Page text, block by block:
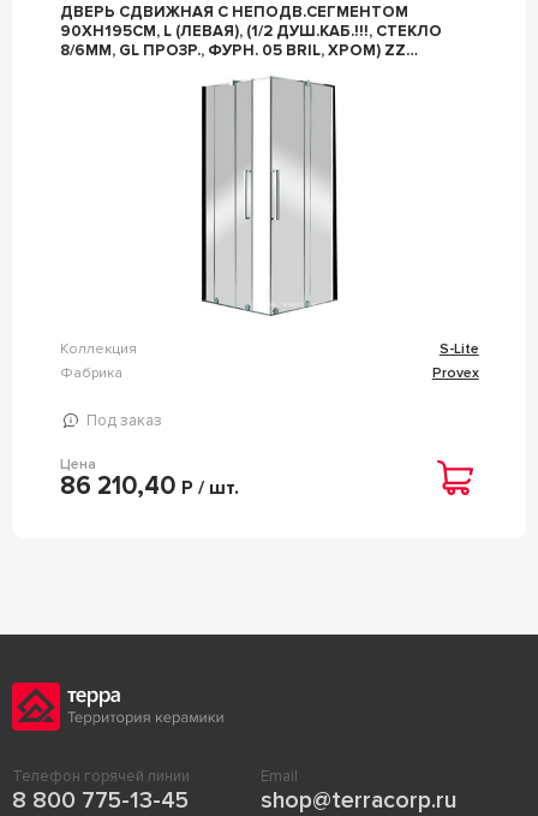
ДВЕРЬ СДВИЖНАЯ С НЕПОДВ.СЕГМЕНТОМ
90ХH195СМ, L (ЛЕВАЯ), (1/2 ДУШ.КАБ.!!!, СТЕКЛО
8/6ММ, GL ПРОЗР., ФУРН. 05 BRIL, ХРОМ) ZZ
Коллекция
S-Lite
Фабрика
Provex
Под заказ
Цена
86 210,40 Р / шт.
Телефон горячей линии
8 800 775-13-45
Email
shop@terracorp.ru